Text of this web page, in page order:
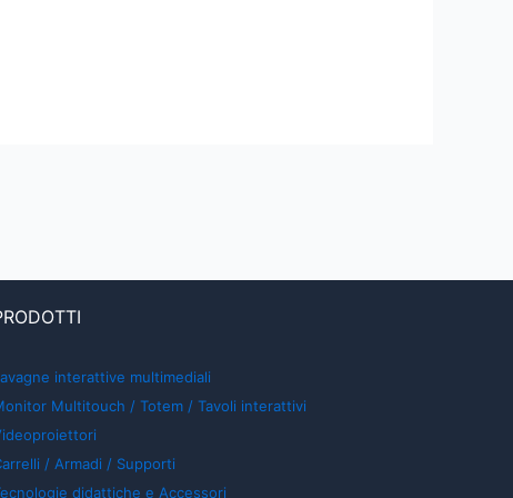
interattive multimediali
Multitouch / Totem / Tavoli interattivi
/ Armadi / Supporti
didattiche e Accessori